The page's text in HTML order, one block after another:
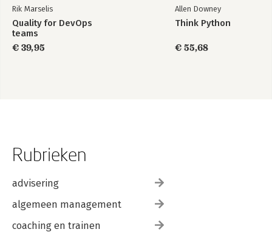
Rik Marselis
Quality for DevOps
teams
€ 39,95
Allen Downey
Think Python
€ 55,68
Rubrieken
advisering
algemeen management
coaching en trainen